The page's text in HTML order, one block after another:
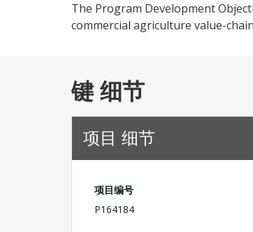
The Program Development
commercial agriculture value-
键 细节
项目 细节
项目编号
P164184